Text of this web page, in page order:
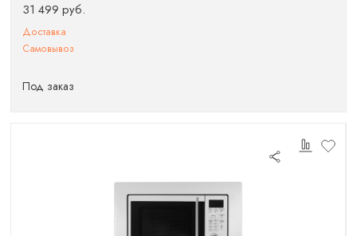
31 499 руб.
Доставка
Самовывоз
Под заказ